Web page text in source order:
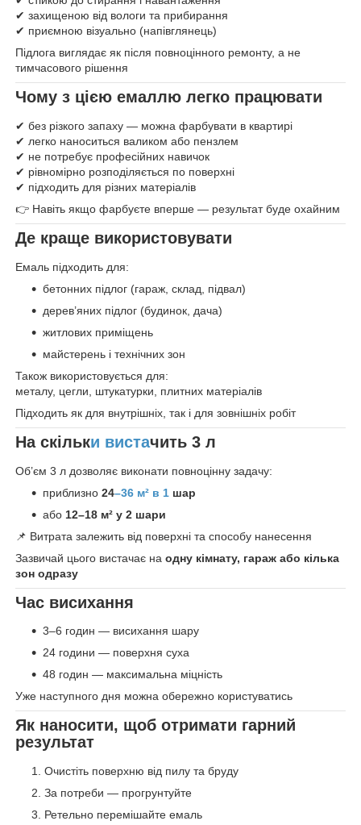
✔ захищеною від вологи та прибирання
✔ приємною візуально (напівглянець)
Підлога виглядає як після повноцінного ремонту, а не
тимчасового рішення
Чому з цією емаллю легко працювати
✔ без різкого запаху — можна фарбувати в квартирі
✔ легко наноситься валиком або пензлем
✔ не потребує професійних навичок
✔ рівномірно розподіляється по поверхні
✔ підходить для різних матеріалів
👉 Навіть якщо фарбуєте вперше — результат буде охайним
Де краще використовувати
Емаль підходить для:
бетонних підлог (гараж, склад, підвал)
дерев’яних підлог (будинок, дача)
житлових приміщень
майстерень і технічних зон
Також використовується для:
металу, цегли, штукатурки, плитних матеріалів
Підходить як для внутрішніх, так і для зовнішніх робіт
На скільки вистачить 3 л
Об’єм 3 л дозволяє виконати повноцінну задачу:
приблизно 24–36 м² в 1 шар
або 12–18 м² у 2 шари
📌 Витрата залежить від поверхні та способу нанесення
Зазвичай цього вистачає на одну кімнату, гараж або кілька
зон одразу
Час висихання
3–6 годин — висихання шару
24 години — поверхня суха
48 годин — максимальна міцність
Уже наступного дня можна обережно користуватись
Як наносити, щоб отримати гарний
результат
Очистіть поверхню від пилу та бруду
За потреби — прогрунтуйте
Ретельно перемішайте емаль